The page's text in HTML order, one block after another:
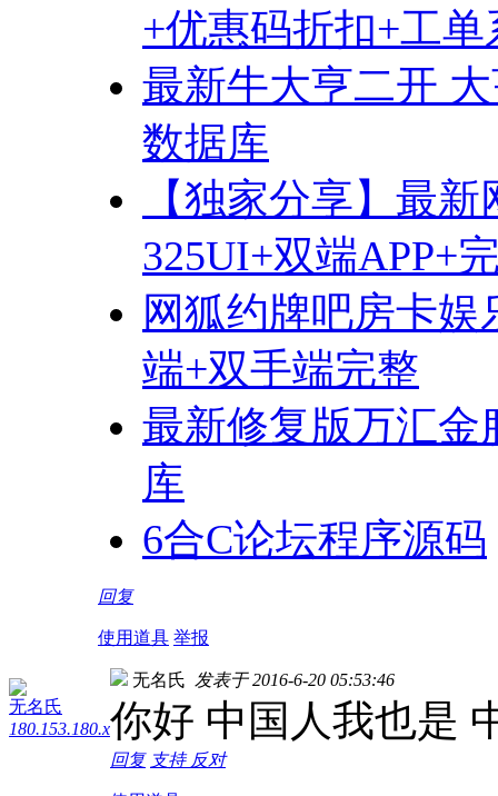
+优惠码折扣+工单
最新牛大亨二开
数据库
【独家分享】最
325UI+双端APP+
网狐约牌吧房卡
端+双手端完整
最新修复版万汇金
库
6合C论坛程序源码
回复
使用道具 举报
无名氏
180.153.180.x
无名氏 发表于 2016-6-20 05:53:46
你好 中国人我也是
回复 支持 反对